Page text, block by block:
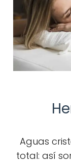
Aguas
total: así